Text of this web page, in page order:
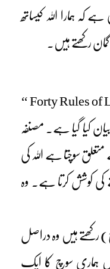
کہ ہمارا اللہ کیساتھ
رکھتے ہیں۔
ایلف شفق کے ناول ’’Forty Rules of Love The ‘‘
کیا گیا ہے۔ مصنفہ
سوچتا ہے اللہ کی
کوشش کرتا ہے۔ وہ
رکھتے ہیں وہ دراصل
ہماری سوچ کا ایک